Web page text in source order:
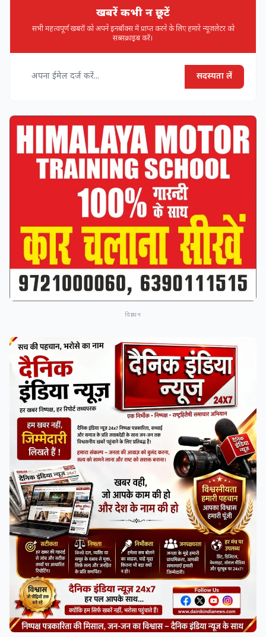
खबरें कभी न छूटें
सभी महत्वपूर्ण खबरों को अपने इनबॉक्स में प्राप्त करने के लिए हमारे न्यूज़लेटर को
सब्सक्राइब करें।
सदस्यता लें
विज्ञापन